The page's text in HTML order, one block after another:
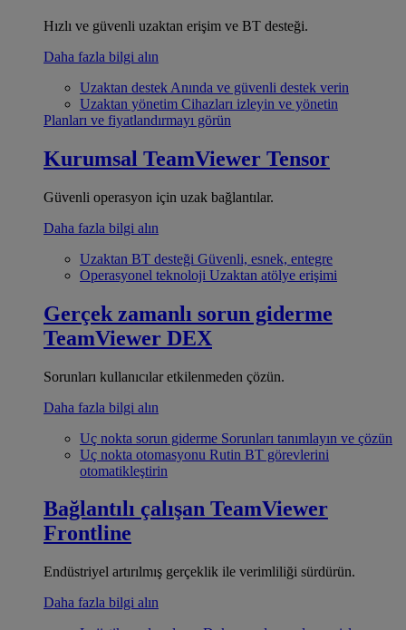
Hızlı ve güvenli uzaktan erişim ve BT desteği.
Daha fazla bilgi alın
Uzaktan destek Anında ve güvenli destek verin
Uzaktan yönetim Cihazları izleyin ve yönetin
Planları ve fiyatlandırmayı görün
Kurumsal TeamViewer Tensor
Güvenli operasyon için uzak bağlantılar.
Daha fazla bilgi alın
Uzaktan BT desteği Güvenli, esnek, entegre
Operasyonel teknoloji Uzaktan atölye erişimi
Gerçek zamanlı sorun giderme
TeamViewer DEX
Sorunları kullanıcılar etkilenmeden çözün.
Daha fazla bilgi alın
Uç nokta sorun giderme Sorunları tanımlayın ve çözün
Uç nokta otomasyonu Rutin BT görevlerini
otomatikleştirin
Bağlantılı çalışan TeamViewer
Frontline
Endüstriyel artırılmış gerçeklik ile verimliliği sürdürün.
Daha fazla bilgi alın